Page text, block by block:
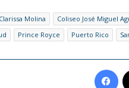
Clarissa Molina Coliseo José Miguel
Prince Royce Puerto Rico